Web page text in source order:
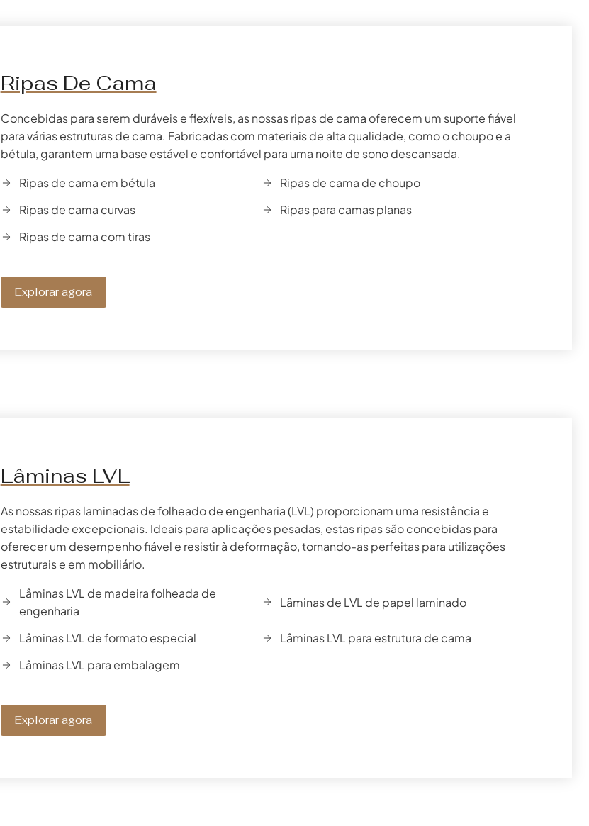
Ripas De Cama
Concebidas para serem duráveis e flexíveis, as nossas ripas de cama oferecem um suporte fiável
para várias estruturas de cama. Fabricadas com materiais de alta qualidade, como o choupo e a
bétula, garantem uma base estável e confortável para uma noite de sono descansada.
Ripas de cama em bétula
Ripas de cama de choupo
Ripas de cama curvas
Ripas para camas planas
Ripas de cama com tiras
Explorar agora
Lâminas LVL
As nossas ripas laminadas de folheado de engenharia (LVL) proporcionam uma resistência e
estabilidade excepcionais. Ideais para aplicações pesadas, estas ripas são concebidas para
oferecer um desempenho fiável e resistir à deformação, tornando-as perfeitas para utilizações
estruturais e em mobiliário.
Lâminas LVL de madeira folheada de
engenharia
Lâminas de LVL de papel laminado
Lâminas LVL de formato especial
Lâminas LVL para estrutura de cama
Lâminas LVL para embalagem
Explorar agora